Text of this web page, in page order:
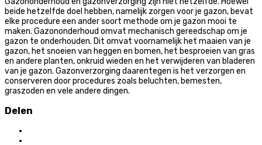
beide hetzelfde doel hebben, namelijk zorgen voor je gazon, bevat
elke procedure een ander soort methode om je gazon mooi te
maken. Gazononderhoud omvat mechanisch gereedschap om je
gazon te onderhouden. Dit omvat voornamelijk het maaien van je
gazon, het snoeien van heggen en bomen, het besproeien van gras
en andere planten, onkruid wieden en het verwijderen van bladeren
van je gazon. Gazonverzorging daarentegen is het verzorgen en
conserveren door procedures zoals beluchten, bemesten,
graszoden en vele andere dingen.
Delen